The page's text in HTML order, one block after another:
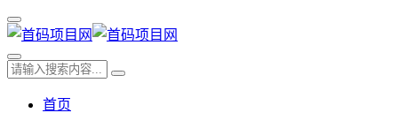
首页